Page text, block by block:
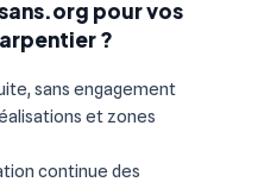
pour vos
?
sans engagement
et zones
continue des